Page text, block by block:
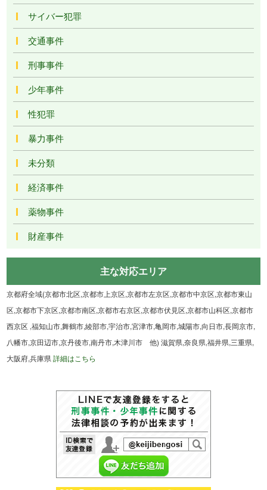
サイバー犯罪
交通事件
刑事事件
少年事件
性犯罪
暴力事件
未分類
経済事件
薬物事件
財産事件
主な対応エリア
京都府全域(京都市北区,京都市上京区,京都市左京区,京都市中京区,京都市東山
区,京都市下京区,京都市南区,京都市右京区,京都市伏見区,京都市山科区,京都市
西京区 ,福知山市,舞鶴市,綾部市,宇治市,宮津市,亀岡市,城陽市,向日市,長岡京市,
八幡市,京田辺市,京丹後市,南丹市,木津川市 他) 滋賀県,奈良県,福井県,三重県,
大阪府,兵庫県詳細はこちら